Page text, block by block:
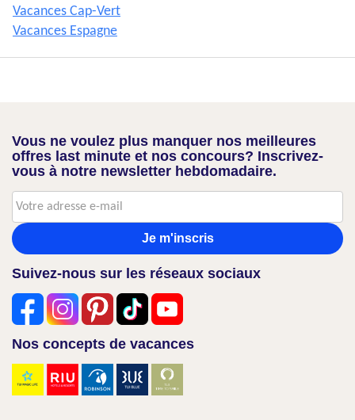
Vacances Cap-Vert
Vacances Espagne
Vous ne voulez plus manquer nos meilleures
offres last minute et nos concours? Inscrivez-
vous à notre newsletter hebdomadaire.
Je m'inscris
Suivez-nous sur les réseaux sociaux
Nos concepts de vacances